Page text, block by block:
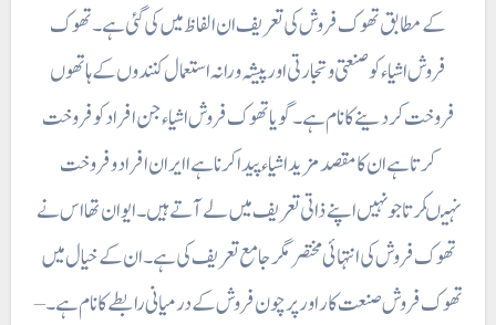
کے مطابق تھوک فروش کی تعریف ان الفاظ میں کی گئی ہے۔ تھوک
فروش اشیاء کو صنعتی و تجارتی اور پیشہ ورانہ استعمال کنندوں کے ہاتھوں
فروخت کر دینے کا نام ہے۔ گویا تھوک فروش اشیاء جن افراد کو فروخت
کرتا ہے ان کا مقصد مزید اشیاء پیدا کرنا ہے ا ایران افراد وفروخت
نہیںکرتا جو نہیں اپنے ذاتی تعریف میں لے آتے ہیں۔ ایوان تھا اس نے
تھوک فروش کی انتہائی مختصر مگر جامع تعریف کی ہے ۔ ان کے خیال میں
تھوک فروش صنعت کار اور پرچون فروش کے درمیانی رابطے کا نام ہے۔ –